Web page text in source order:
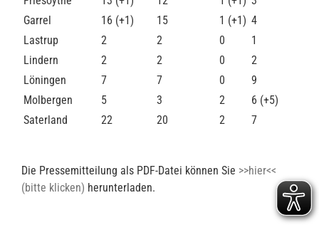
Garrel
16 (+1) 15 1 (+1) 4
Lastrup
2 2 0
1
Lindern
2 2 0
2
Löningen
7 7 0
9
Molbergen
5 3 2
6 (+5)
Saterland
22 20 2 7
Die Pressemitteilung als PDF-Datei können Sie >>hier<<
(bitte klicken) herunterladen.